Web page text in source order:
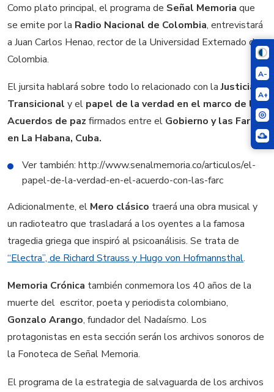
A-
A+
Como plato principal, el programa de Señal Memoria que
se emite por la Radio Nacional de Colombia, entrevistará
a Juan Carlos Henao, rector de la Universidad Externado de
Colombia.
El jursita hablará sobre todo lo relacionado con laJusticia
Transicional y el papel de la verdad en el marco de los
Acuerdos de paz firmados entre el Gobierno y las Farc,
en La Habana, Cuba.
Ver también: http://www.senalmemoria.co/articulos/el-
papel-de-la-verdad-en-el-acuerdo-con-las-farc
Adicionalmente, el Mero clásico traerá una obra musical y
un radioteatro que trasladará a los oyentes a la famosa
tragedia griega que inspiró al psicoanálisis. Se trata de
“Electra”, de Richard Strauss y Hugo von Hofmannsthal.
Memoria Crónica también conmemora los 40 años de la
muerte del escritor, poeta y periodista colombiano,
Gonzalo Arango, fundador del Nadaísmo. Los
protagonistas en esta sección serán los archivos sonoros de
la Fonoteca de Señal Memoria.
El programa de la estrategia de salvaguarda de los archivos